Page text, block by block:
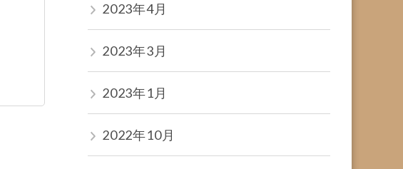
2023年4月
2023年3月
2023年1月
2022年10月